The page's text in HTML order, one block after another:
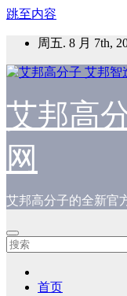
跳至内容
周五. 8 月 7th,
艾邦高
网
艾邦高分子的全新官
首页